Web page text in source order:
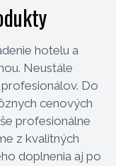
hotelu a
Neustále
Do
cenových
profesionálne
z kvalitných
doplnenia aj po